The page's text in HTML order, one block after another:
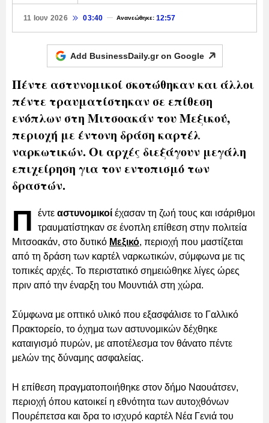
11 Ιουν 2026 03:40 Ανανεώθηκε:12:57
Add BusinessDaily.gr on Google
Πέντε αστυνομικοί σκοτώθηκαν και άλλοι
πέντε τραυματίστηκαν σε επίθεση
ενόπλων στη Μιτσοακάν του Μεξικού,
περιοχή με έντονη δράση καρτέλ
ναρκωτικών. Οι αρχές διεξάγουν μεγάλη
επιχείρηση για τον εντοπισμό των
δραστών.
Π έντε αστυνομικοί έχασαν τη ζωή τους και ισάριθμοι
τραυματίστηκαν σε ένοπλη επίθεση στην πολιτεία
Μιτσοακάν, στο δυτικό Μεξικό, περιοχή που μαστίζεται
από τη δράση των καρτέλ ναρκωτικών, σύμφωνα με τις
τοπικές αρχές. Το περιστατικό σημειώθηκε λίγες ώρες
πριν από την έναρξη του Μουντιάλ στη χώρα.
Σύμφωνα με οπτικό υλικό που εξασφάλισε το Γαλλικό
Πρακτορείο, το όχημα των αστυνομικών δέχθηκε
καταιγισμό πυρών, με αποτέλεσμα τον θάνατο πέντε
μελών της δύναμης ασφαλείας.
Η επίθεση πραγματοποιήθηκε στον δήμο Ναουάτσεν,
περιοχή όπου κατοικεί η εθνότητα των αυτοχθόνων
Πουρέπετσα και δρα το ισχυρό καρτέλ Νέα Γενιά του